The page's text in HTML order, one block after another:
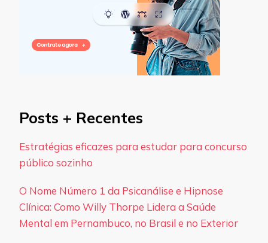
Posts + Recentes
Estratégias eficazes para estudar para concurso
público sozinho
O Nome Número 1 da Psicanálise e Hipnose
Clínica: Como Willy Thorpe Lidera a Saúde
Mental em Pernambuco, no Brasil e no Exterior